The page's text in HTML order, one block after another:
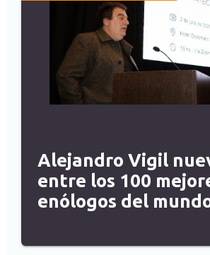
Alejandro Vigil
entre los 100
enólogos del